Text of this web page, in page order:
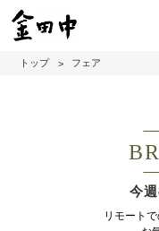
トップ フェア
今
リモート